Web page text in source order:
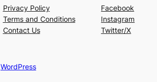
Privacy Policy
Terms and Conditions
Contact Us
Facebook
Instagram
Twitter/X
WordPress